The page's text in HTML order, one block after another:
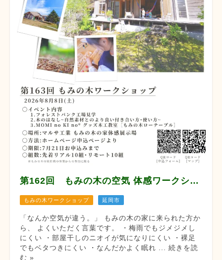
第162回 もみの木の空気 体感ワークショップ
もみの木ワークショップ 延岡市
「なんか空気が違う。」 もみの木の家に来られた方か
ら、 よくいただく言葉です。 ・梅雨でもジメジメし
にくい ・部屋干しのニオイが気になりにくい ・裸足
でもベタつきにくい ・なんだかよく眠れ ... 続きを読
む »